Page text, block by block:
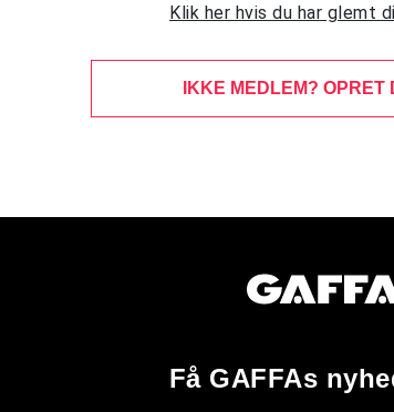
Klik her hvis du har glemt
IKKE MEDLEM? OPRET
Få GAFFAs